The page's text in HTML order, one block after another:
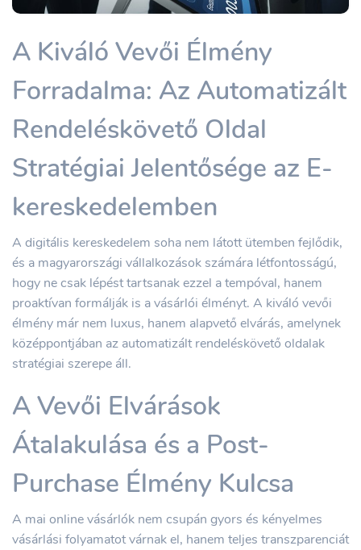
A Kiváló Vevői Élmény
Forradalma: Az Automatizált
Rendeléskövető Oldal
Stratégiai Jelentősége az E-
kereskedelemben
A digitális kereskedelem soha nem látott ütemben fejlődik,
és a magyarországi vállalkozások számára létfontosságú,
hogy ne csak lépést tartsanak ezzel a tempóval, hanem
proaktívan formálják is a vásárlói élményt. A kiváló vevői
élmény már nem luxus, hanem alapvető elvárás, amelynek
középpontjában az automatizált rendeléskövető oldalak
stratégiai szerepe áll.
A Vevői Elvárások
Átalakulása és a Post-
Purchase Élmény Kulcsa
A mai online vásárlók nem csupán gyors és kényelmes
vásárlási folyamatot várnak el, hanem teljes transzparenciát